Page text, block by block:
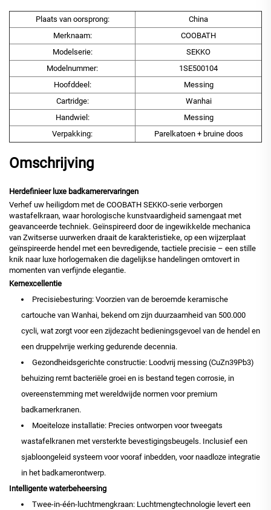
Plaats van oorsprong:
China
Merknaam:
COOBATH
Modelserie:
SEKKO
Modelnummer:
1SE500104
Hoofddeel:
Messing
Cartridge:
Wanhai
Handwiel:
Messing
Verpakking:
Parelkatoen + bruine doos
Omschrijving
Herdefinieer luxe badkamerervaringen
Verhef uw heiligdom met de COOBATH SEKKO-serie verborgen
wastafelkraan, waar horologische kunstvaardigheid samengaat met
geavanceerde techniek. Geïnspireerd door de ingewikkelde mechanica
van Zwitserse uurwerken draait de karakteristieke, op een wijzerplaat
geïnspireerde hendel met een bevredigende, tactiele precisie – een stille
knik naar luxe horlogemaken die dagelijkse handelingen omtovert in
momenten van verfijnde elegantie.
Kernexcellentie
Precisiebesturing: Voorzien van de beroemde keramische
cartouche van Wanhai, bekend om zijn duurzaamheid van 500.000
cycli, wat zorgt voor een zijdezacht bedieningsgevoel van de hendel en
een druppelvrije werking gedurende decennia.
Gezondheidsgerichte constructie: Loodvrij messing (CuZn39Pb3)
behuizing remt bacteriële groei en is bestand tegen corrosie, in
overeenstemming met wereldwijde normen voor premium
badkamerkranen.
Moeiteloze installatie: Precies ontworpen voor tweegats
wastafelkranen met versterkte bevestigingsbeugels. Inclusief een
sjabloongeleid systeem voor vooraf inbedden, voor naadloze integratie
in het badkamerontwerp.
Intelligente waterbeheersing
Twee-in-één-luchtmengkraan: Luchtmengtechnologie levert een